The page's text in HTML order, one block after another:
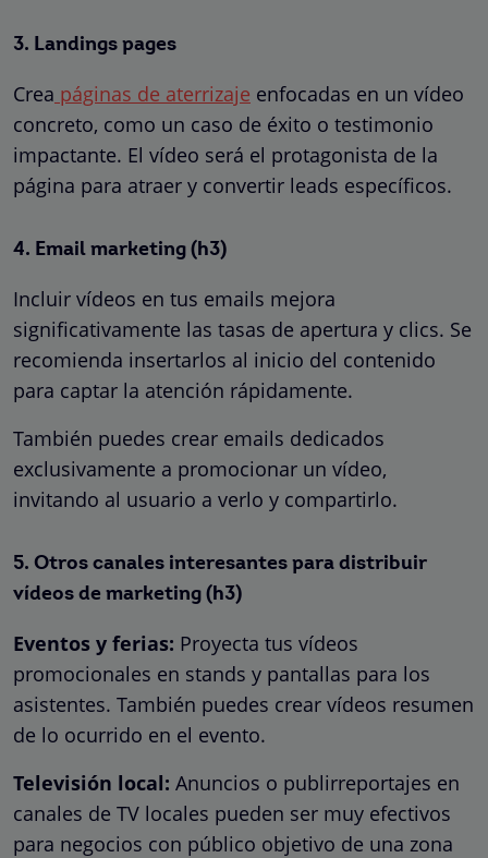
3. Landings pages
Crea páginas de aterrizaje enfocadas en un vídeo
concreto, como un caso de éxito o testimonio
impactante. El vídeo será el protagonista de la
página para atraer y convertir leads específicos.
4. Email marketing (h3)
Incluir vídeos en tus emails mejora
significativamente las tasas de apertura y clics. Se
recomienda insertarlos al inicio del contenido
para captar la atención rápidamente.
También puedes crear emails dedicados
exclusivamente a promocionar un vídeo,
invitando al usuario a verlo y compartirlo.
5. Otros canales interesantes para distribuir
vídeos de marketing (h3)
Eventos y ferias: Proyecta tus vídeos
promocionales en stands y pantallas para los
asistentes. También puedes crear vídeos resumen
de lo ocurrido en el evento.
Televisión local: Anuncios o publirreportajes en
canales de TV locales pueden ser muy efectivos
para negocios con público objetivo de una zona